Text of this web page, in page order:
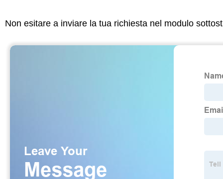
Non esitare a inviare la tua richiesta nel modulo